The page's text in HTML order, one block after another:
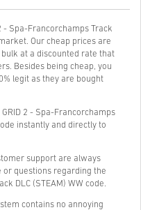
- Spa-Francorchamps Track
Our cheap prices are
at a discounted rate that
Besides being cheap, you
legit as they are bought
2 - Spa-Francorchamps
instantly and directly to
support are always
or questions regarding the
DLC (STEAM) WW code.
contains no annoying